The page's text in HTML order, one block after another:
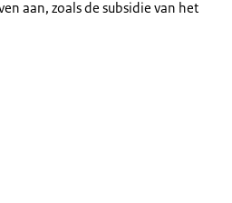
aan, zoals de subsidie van het